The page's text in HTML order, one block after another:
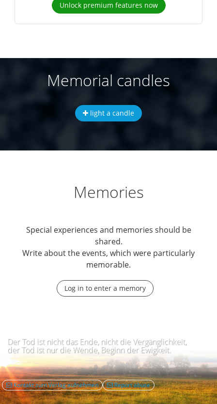
Unlock premium features now
Memorial candles
light a candle
Memories
Special experiences and memories should be
shared.
Write about the events, which were particularly
memorable.
Log in to enter a memory
Der Tod ist nicht das Ende, nicht die Vergänglichkeit,
der Tod ist nur die Wende, Beginn der Ewigkeit.
Kontakt zum Verlag aufnehmen Report abuse